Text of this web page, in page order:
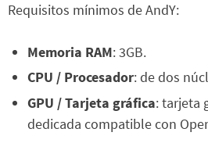
Requisitos mínimos de AndY:
Memoria RAM: 3GB.
CPU / Procesador: de dos
GPU / Tarjeta gráfica: tarjeta
dedicada compatible con